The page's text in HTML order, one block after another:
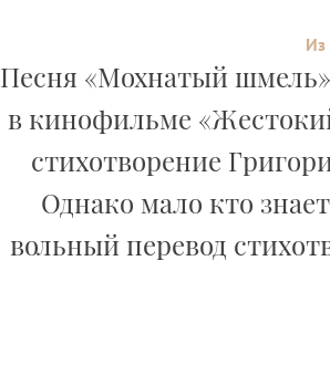
Из
Песня «Мохнатый
в кинофильме
стихотворение
Однако мало кто
вольный перевод